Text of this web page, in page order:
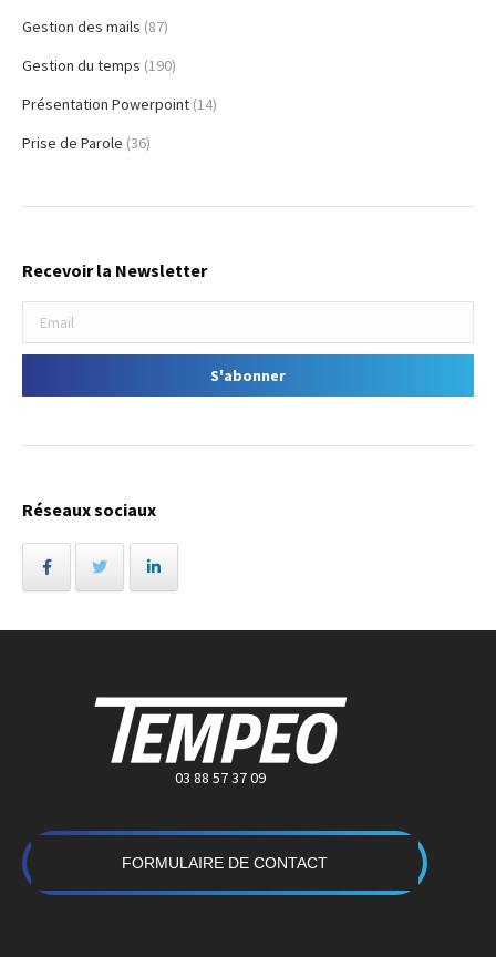
Gestion des mails (87)
Gestion du temps (190)
Présentation Powerpoint (14)
Prise de Parole (36)
Recevoir la Newsletter
Réseaux sociaux
03 88 57 37 09
FORMULAIRE DE CONTACT